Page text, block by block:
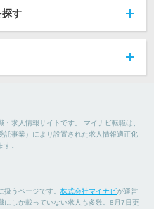
探す
・求人情報サイトです。 マイナビ転職は、
託事業）により設置された求人情報適正化
。
扱うページです。 株式会社マイナビが運営
しか載っていない求人も多数。8月7日更